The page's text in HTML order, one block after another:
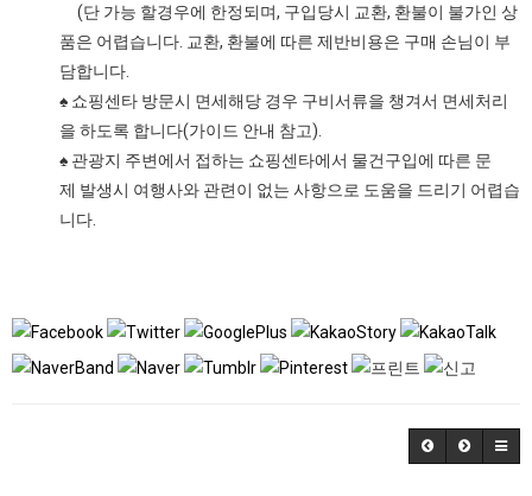
(단 가능 할경우에 한정되며, 구입당시 교환, 환불이 불가인 상
품은 어렵습니다. 교환, 환불에 따른 제반비용은 구매 손님이 부
담합니다.
♠ 쇼핑센타 방문시 면세해당 경우 구비서류을 챙겨서 면세처리
을 하도록 합니다(가이드 안내 참고).
♠ 관광지 주변에서 접하는 쇼핑센타에서 물건구입에 따른 문
제 발생시 여행사와 관련이 없는 사항으로 도움을 드리기 어렵습
니다.